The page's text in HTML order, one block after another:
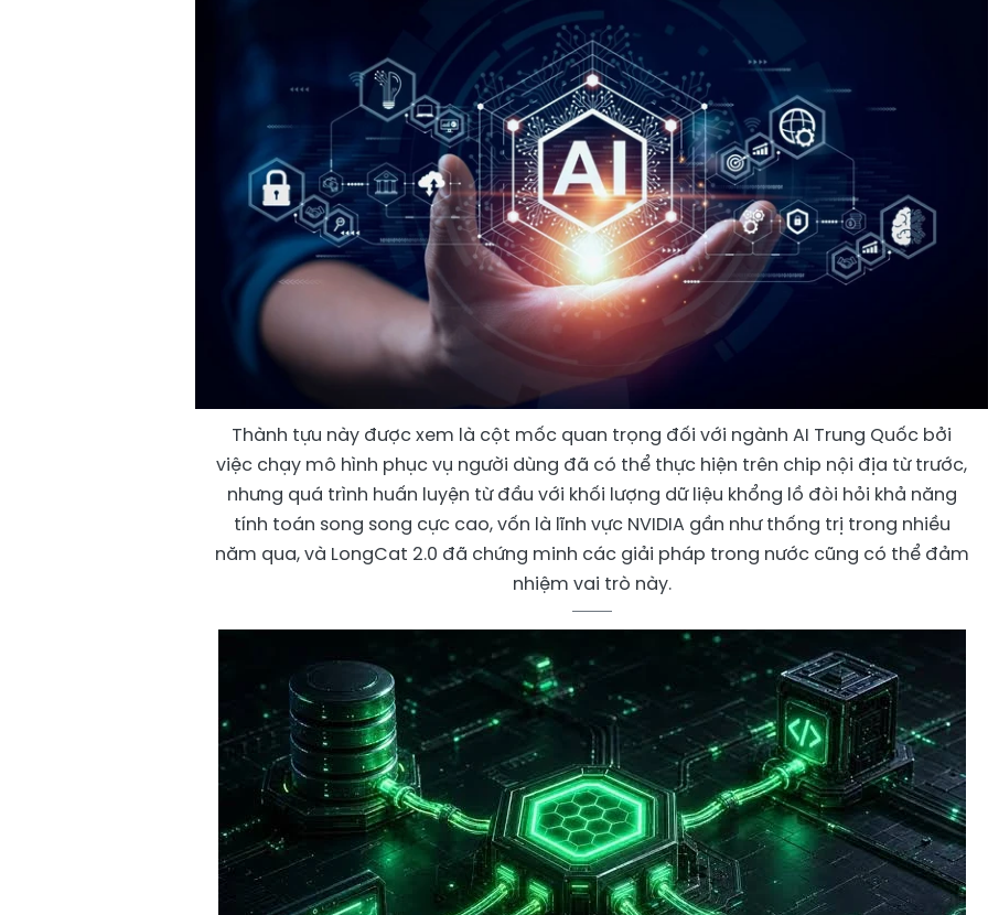
Thành tựu này được xem là cột mốc quan trọng đối với ngành AI Trung Quốc bởi
việc chạy mô hình phục vụ người dùng đã có thể thực hiện trên chip nội địa từ trước,
nhưng quá trình huấn luyện từ đầu với khối lượng dữ liệu khổng lồ đòi hỏi khả năng
tính toán song song cực cao, vốn là lĩnh vực NVIDIA gần như thống trị trong nhiều
năm qua, và LongCat 2.0 đã chứng minh các giải pháp trong nước cũng có thể đảm
nhiệm vai trò này.